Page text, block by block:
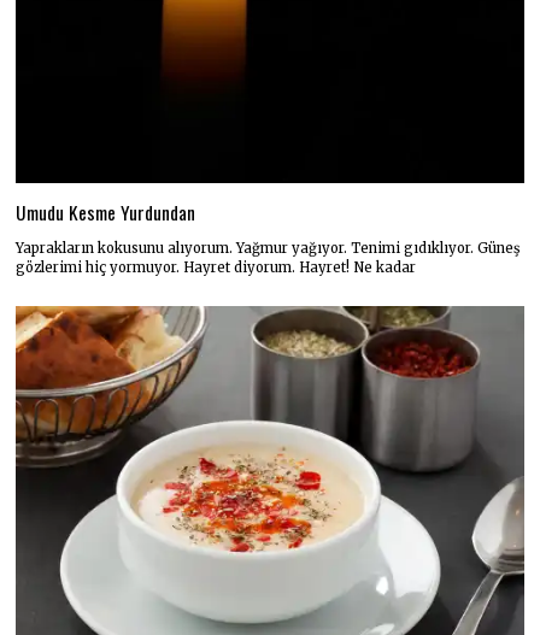
Umudu Kesme Yurdundan
Yaprakların kokusunu alıyorum. Yağmur yağıyor. Tenimi gıdıklıyor. Güneş
gözlerimi hiç yormuyor. Hayret diyorum. Hayret! Ne kadar